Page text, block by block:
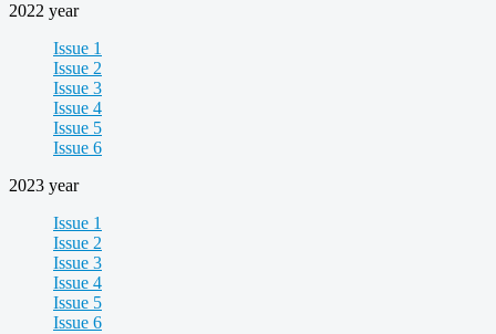
2022 year
Issue 1
Issue 2
Issue 3
Issue 4
Issue 5
Issue 6
2023 year
Issue 1
Issue 2
Issue 3
Issue 4
Issue 5
Issue 6